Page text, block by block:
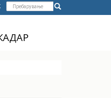
Форма
пребарување
Пребарување